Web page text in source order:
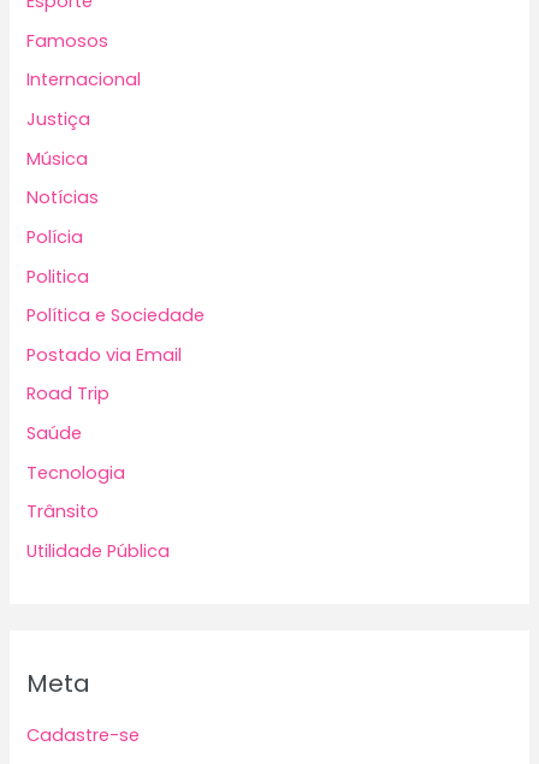
Famosos
Internacional
Justiça
Música
Notícias
Polícia
Politica
Política e Sociedade
Postado via Email
Road Trip
Saúde
Tecnologia
Trânsito
Utilidade Pública
Meta
Cadastre-se